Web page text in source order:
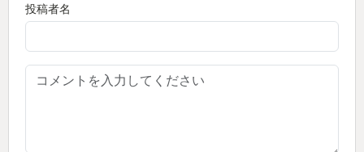
投稿者名